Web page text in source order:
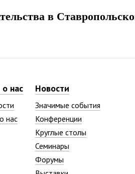
в
нас
нас
Новости
Значимые события
Конференции
Круглые столы
Семинары
Форумы